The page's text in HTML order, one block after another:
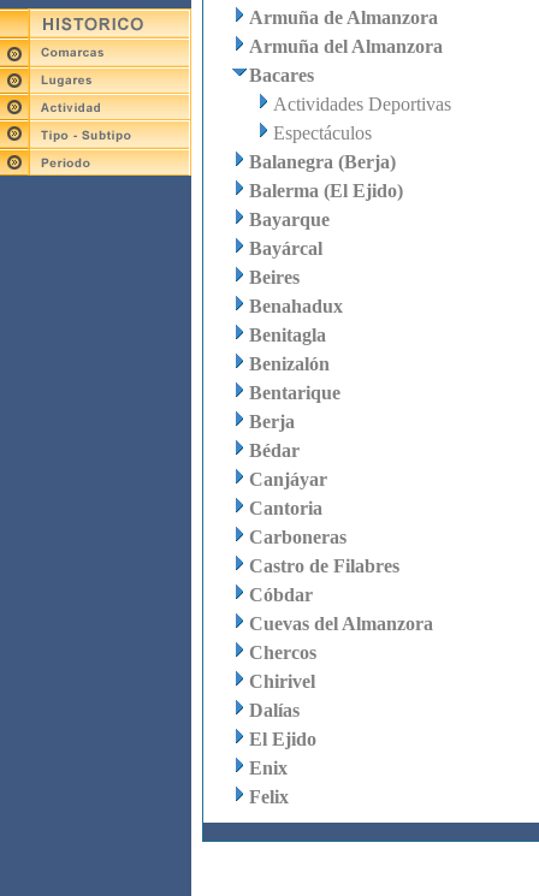
Armuña de Almanzora
Armuña del Almanzora
Bacares
Actividades Deportivas
Espectáculos
Balanegra (Berja)
Balerma (El Ejido)
Bayarque
Bayárcal
Beires
Benahadux
Benitagla
Benizalón
Bentarique
Berja
Bédar
Canjáyar
Cantoria
Carboneras
Castro de Filabres
Cóbdar
Cuevas del Almanzora
Chercos
Chirivel
Dalías
El Ejido
Enix
Felix